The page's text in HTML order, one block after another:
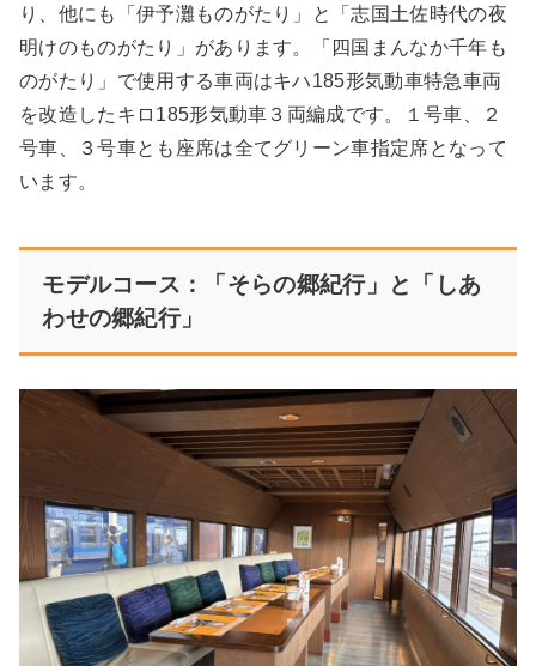
り、他にも「伊予灘ものがたり」と「志国土佐時代の夜
明けのものがたり」があります。「四国まんなか千年も
のがたり」で使用する車両はキハ185形気動車特急車両
を改造したキロ185形気動車３両編成です。１号車、２
号車、３号車とも座席は全てグリーン車指定席となって
います。
モデルコース：「そらの郷紀行」と「しあ
わせの郷紀行」